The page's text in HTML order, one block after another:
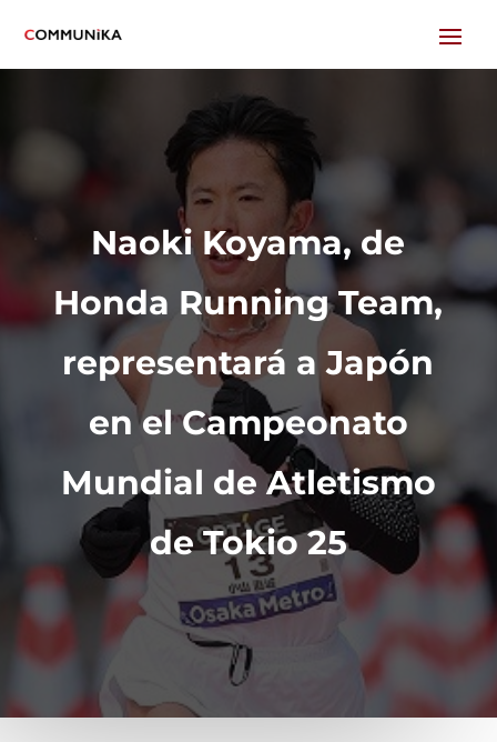
Naoki Koyama, de
Honda Running Team,
representará a Japón
en el Campeonato
Mundial de Atletismo
de Tokio 25